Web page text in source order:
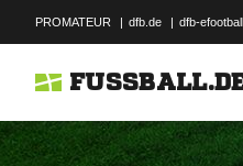
PROMATEUR | dfb.de | dfb-